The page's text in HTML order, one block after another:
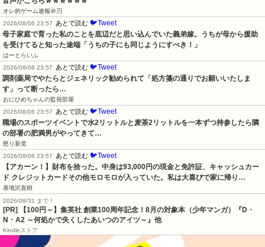
オレ的ゲーム速報＠刃
2026/08/06 23:57
あとで読む 🐦Tweet
母子家庭で育った私のことを底辺だと思い込んでいた義弟嫁。うちが母から援助
を受けてると知った途端「うちの子にも同じようにすべき！」
はーとらいふ
2026/08/06 23:57
あとで読む 🐦Tweet
調剤薬局でやたらとジェネリック勧められて「処方箋の通りでお願いいたしま
す」って断ったら…
おにひめちゃんの監視部屋
2026/08/06 23:57
あとで読む 🐦Tweet
職場のスポーツイベントで水2リットルと麦茶2リットルを一本ずつ持参したら隣
の部署の肥満男がやってきて…
怒り新党
2026/08/06 23:57
あとで読む 🐦Tweet
【アカーン！】財布を拾った。中身は93,000円の現金と免許証、キャッシュカー
ド クレジットカードその他モロモロが入っていた。私は大喜びで家に帰り…
基地沢直樹
2026/08/31 まで！
[PR]
【100円～】集英社 創業100周年記念！8月の対象本（少年マンガ）『D・
N・A2 ～何処かで失くしたあいつのアイツ～』他
Kindleストア